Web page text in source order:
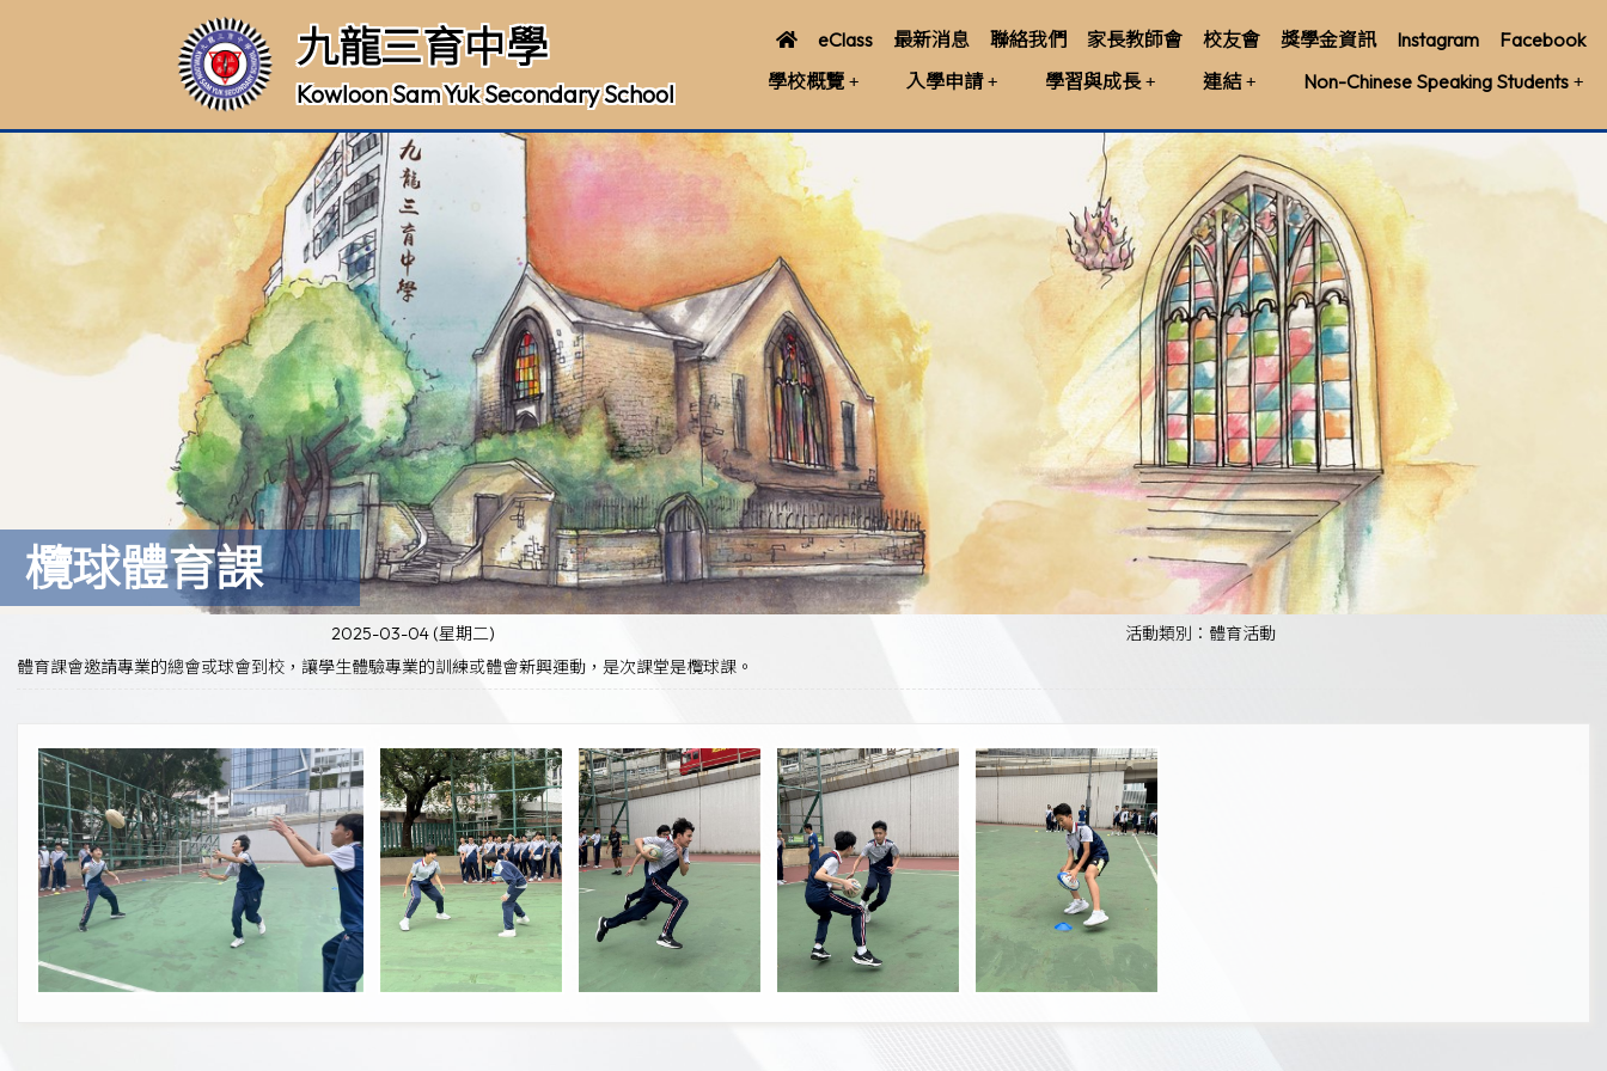
九龍三育中學
Kowloon Sam Yuk Secondary School
eClass 最新消息 聯絡我們 家長教師會 校友會 獎學金資訊 Instagram
Facebook
學校概覽
入學申請 學習與成長 連結 Non-Chinese Speaking Students
欖球體育課
2025-03-04 (星期二)
活動類別：體育活動
體育課會邀請專業的總會或球會到校，讓學生體驗專業的訓練或體會新興運動，是次課堂是欖球課。